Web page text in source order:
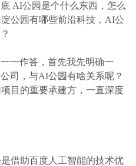
AI公园是个什么东西，怎么
公园有哪些前沿科技，AI公
作答，首先我先明确一
司
，与AI公园有啥关系呢？
目的重要承建方，一直深度
助百度人工智能的技术优